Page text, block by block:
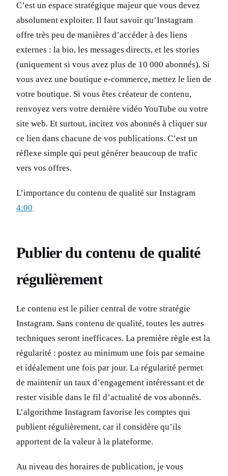
C’est un espace stratégique majeur que vous devez
absolument exploiter. Il faut savoir qu’Instagram
offre très peu de manières d’accéder à des liens
externes : la bio, les messages directs, et les stories
(uniquement si vous avez plus de 10 000 abonnés). Si
vous avez une boutique e-commerce, mettez le lien de
votre boutique. Si vous êtes créateur de contenu,
renvoyez vers votre dernière vidéo YouTube ou votre
site web. Et surtout, incitez vos abonnés à cliquer sur
ce lien dans chacune de vos publications. C’est un
réflexe simple qui peut générer beaucoup de trafic
vers vos offres.
L’importance du contenu de qualité sur Instagram
4:00
Publier du contenu de qualité
régulièrement
Le contenu est le pilier central de votre stratégie
Instagram. Sans contenu de qualité, toutes les autres
techniques seront inefficaces. La première règle est la
régularité : postez au minimum une fois par semaine
et idéalement une fois par jour. La régularité permet
de maintenir un taux d’engagement intéressant et de
rester visible dans le fil d’actualité de vos abonnés.
L’algorithme Instagram favorise les comptes qui
publient régulièrement, car il considère qu’ils
apportent de la valeur à la plateforme.
Au niveau des horaires de publication, je vous